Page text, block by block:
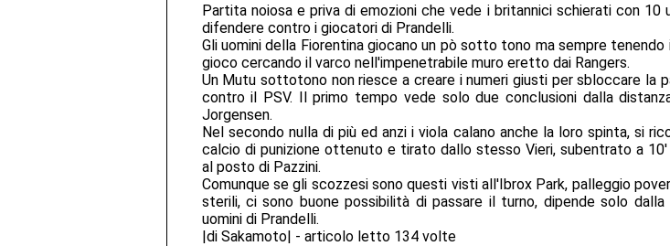
Partita noiosa e priva di emozioni che vede i britannici schierati con 10
difendere contro i giocatori di Prandelli.
Gli uomini della Fiorentina giocano un pò sotto tono ma sempre tenendo
gioco cercando il varco nell'impenetrabile muro eretto dai Rangers.
Un Mutu sottotono non riesce a creare i numeri giusti per sbloccare la
contro il PSV. Il primo tempo vede solo due conclusioni dalla
Jorgensen.
Nel secondo nulla di più ed anzi i viola calano anche la loro spinta, si
calcio di punizione ottenuto e tirato dallo stesso Vieri, subentrato a
al posto di Pazzini.
Comunque se gli scozzesi sono questi visti all'Ibrox Park, palleggio
sterili, ci sono buone possibilità di passare il turno, dipende solo dalla
uomini di Prandelli.
|di Sakamoto| - articolo letto 134 volte